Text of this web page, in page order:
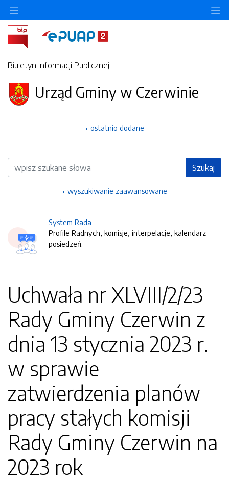
Biuletyn Informacji Publicznej
Urząd Gminy w Czerwinie
ostatnio dodane
Wyszukiwarka Szukaj
wyszukiwanie zaawansowane
System Rada
Profile Radnych, komisje, interpelacje, kalendarz
posiedzeń.
Uchwała nr XLVIII/2/23
Rady Gminy Czerwin z
dnia 13 stycznia 2023 r.
w sprawie
zatwierdzenia planów
pracy stałych komisji
Rady Gminy Czerwin na
2023 rok